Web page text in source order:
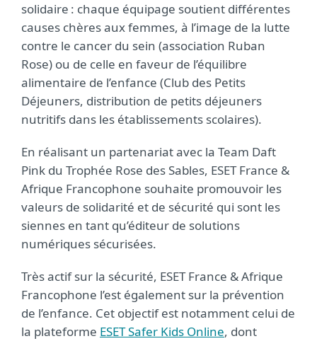
solidaire : chaque équipage soutient différentes
causes chères aux femmes, à l’image de la lutte
contre le cancer du sein (association Ruban
Rose) ou de celle en faveur de l’équilibre
alimentaire de l’enfance (Club des Petits
Déjeuners, distribution de petits déjeuners
nutritifs dans les établissements scolaires).
En réalisant un partenariat avec la Team Daft
Pink du Trophée Rose des Sables, ESET France &
Afrique Francophone souhaite promouvoir les
valeurs de solidarité et de sécurité qui sont les
siennes en tant qu’éditeur de solutions
numériques sécurisées.
Très actif sur la sécurité, ESET France & Afrique
Francophone l’est également sur la prévention
de l’enfance. Cet objectif est notamment celui de
la plateforme ESET Safer Kids Online, dont